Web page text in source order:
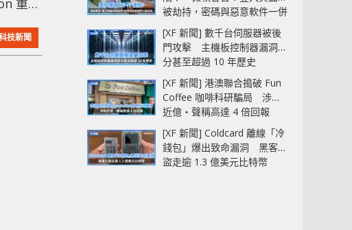
重新
現人
技新聞
被劫持，密碼與惡意軟件一併
中招
[XF 新聞] 數千台伺服器被後
門攻擊 主機板控制器漏洞部
分甚至超過 10 年歷史
[XF 新聞] 港澳聯合搗破 Fun
Coffee 咖啡科研騙局 涉款
近億‧聲稱高達 4 倍回報
[XF 新聞] Coldcard 離線「冷
錢包」爆出致命漏洞 黑客已
盜走逾 1.3 億美元比特幣